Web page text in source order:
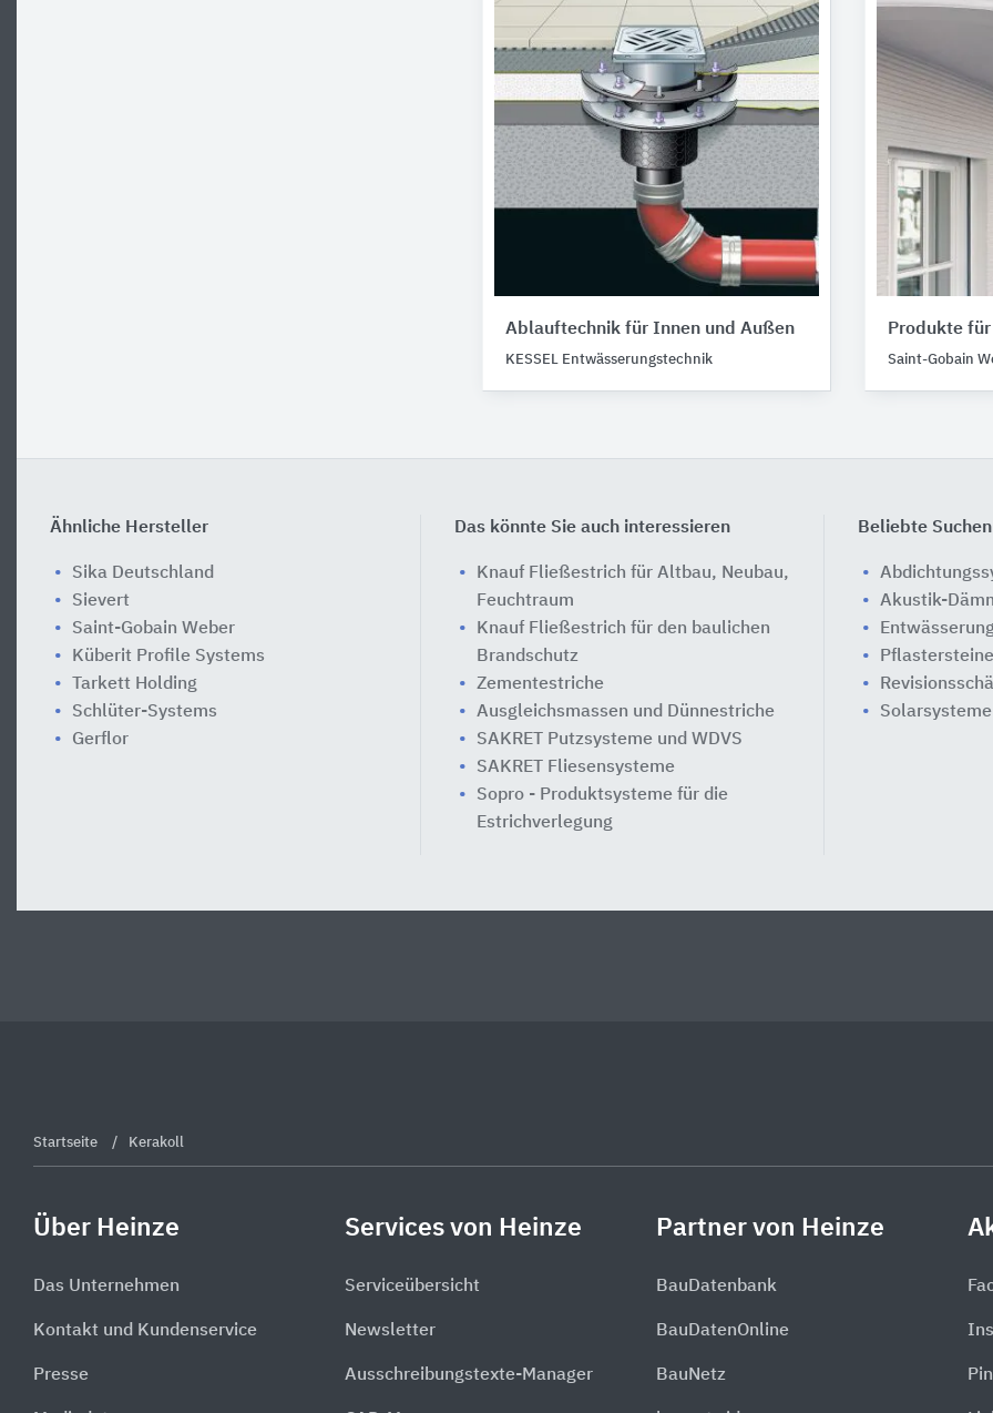
Ablauftechnik für Innen und Außen
KESSEL Entwässerungstechnik
Produkte
Saint-Gobain
Ähnliche Hersteller
Sika Deutschland
Sievert
Saint-Gobain Weber
Küberit Profile Systems
Tarkett Holding
Schlüter-Systems
Gerflor
Das könnte Sie auch interessieren
Knauf Fließestrich für Altbau, Neubau,
Feuchtraum
Knauf Fließestrich für den baulichen
Brandschutz
Zementestriche
Ausgleichsmassen und Dünnestriche
SAKRET Putzsysteme und WDVS
SAKRET Fliesensysteme
Sopro - Produktsysteme für die
Estrichverlegung
Beliebte Suchen
Akustik-
Solarsysteme
Startseite Kerakoll
Über Heinze
Das Unternehmen
Kontakt und Kundenservice
Presse
Services von Heinze
Serviceübersicht
Newsletter
Ausschreibungstexte-Manager
Partner von Heinze
BauDatenbank
BauDatenOnline
BauNetz